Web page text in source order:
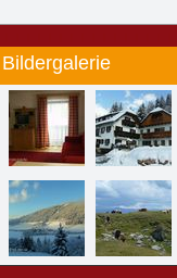
Bildergalerie